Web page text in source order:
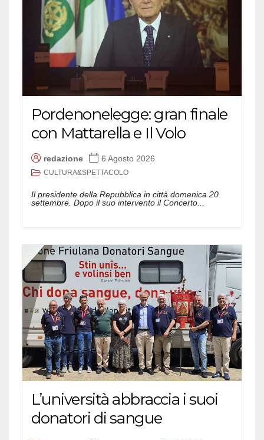
Pordenonelegge: gran finale
con Mattarella e Il Volo
redazione 6 Agosto 2026
CULTURA&SPETTACOLO
Il presidente della Repubblica in città domenica 20
settembre. Dopo il suo intervento il Concerto...
L’università abbraccia i suoi
donatori di sangue